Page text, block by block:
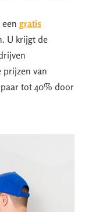
gratis
U krijgt de
prijzen van
tot 40% door